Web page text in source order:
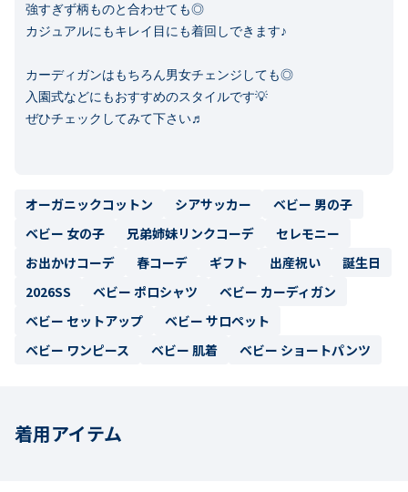
強すぎず柄ものと合わせても◎
カジュアルにもキレイ目にも着回しできます♪
カーディガンはもちろん男女チェンジしても◎
入園式などにもおすすめのスタイルです💡
ぜひチェックしてみて下さい♬
オーガニックコットン シアサッカー
ベビー 男の子
ベビー 女の子
兄弟姉妹リンクコーデ
セレモニー
お出かけコーデ
春コーデ ギフト 出産祝い
誕生日
2026SS
ベビー ポロシャツ
ベビー カーディガン
ベビー セットアップ
ベビー サロペット
ベビー ワンピース
ベビー 肌着 ベビー ショートパンツ
着用アイテム